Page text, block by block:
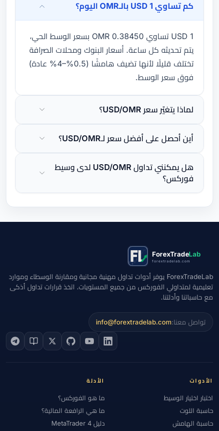
كم تساوي 1 USD بالـOMR اليوم؟
1 USD تساوي 0.38450 OMR بسعر الوسط الحي،
يتم تحديثه كل ساعة. أسعار البنوك ومحلات الصرافة
تختلف قليلًا لأنها تضيف هامشًا (0.5%–4% عادة)
فوق سعر الوسط.
لماذا يتغيّر سعر USD/OMR؟
أين أحصل على أفضل سعر لـUSD/OMR؟
هل يمكنني تداول USD/OMR لدى وسيط
فوركس؟
ForexTradeLab
forextradelab.com
ForexTradeLab يوفر أدوات تداول مهنية مجانية ومقارنة الوسطاء وموارد
تعليمية لمتداولي الفوركس من جميع المستويات. اتخذ قرارات تداول أذكى
مع حاسباتنا وأدلتنا.
تواصل معنا:info@forextradelab.com
الأدوات
اختبار اختيار الوسيط
حاسبة اللوت
حاسبة الهامش
الأدلة
ما هو الفوركس؟
ما هي الرافعة المالية؟
دليل MetaTrader 4